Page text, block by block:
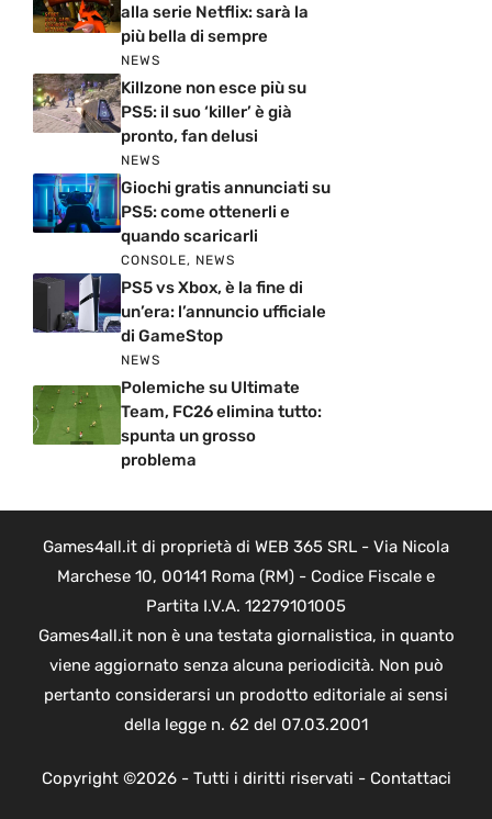
alla serie Netflix: sarà la
più bella di sempre
NEWS
Killzone non esce più su
PS5: il suo ‘killer’ è già
pronto, fan delusi
NEWS
Giochi gratis annunciati su
PS5: come ottenerli e
quando scaricarli
CONSOLE, NEWS
PS5 vs Xbox, è la fine di
un’era: l’annuncio ufficiale
di GameStop
NEWS
Polemiche su Ultimate
Team, FC26 elimina tutto:
spunta un grosso
problema
Games4all.it di proprietà di WEB 365 SRL - Via Nicola
Marchese 10, 00141 Roma (RM) - Codice Fiscale e
Partita I.V.A. 12279101005
Games4all.it non è una testata giornalistica, in quanto
viene aggiornato senza alcuna periodicità. Non può
pertanto considerarsi un prodotto editoriale ai sensi
della legge n. 62 del 07.03.2001
Copyright ©2026 - Tutti i diritti riservati - Contattaci